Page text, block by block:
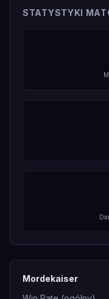
STATYSTYKI
Mordekaiser